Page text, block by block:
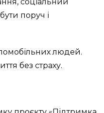
соціальний
поруч і
людей.
без страху.